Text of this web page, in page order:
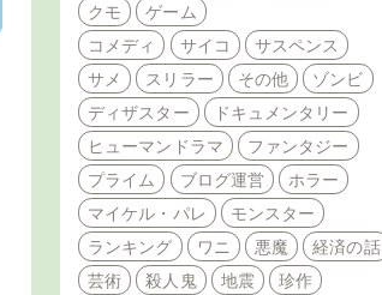
クモ
ゲーム
コメディ
サイコ
サスペンス
サメ
スリラー その他
ゾンビ
ディザスター
ドキュメンタリー
ヒューマンドラマ
ファンタジー
プライム
ブログ運営
ホラー
マイケル・パレ
モンスター
ランキング
ワニ 悪魔
経済の話
芸術
殺人鬼 地震
珍作